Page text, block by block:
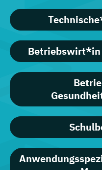
Betriebswirt*in